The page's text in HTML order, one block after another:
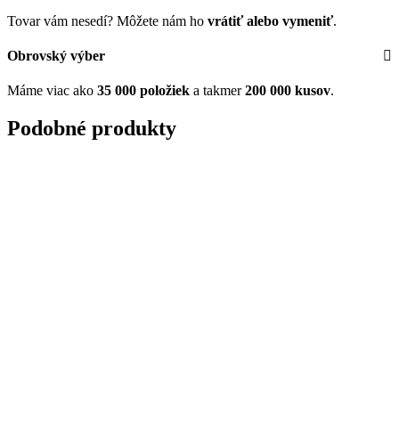
Tovar vám nesedí? Môžete nám ho vrátiť alebo vymeniť.
Obrovský výber
Máme viac ako 35 000 položiek a takmer200 000 kusov.
Podobné produkty